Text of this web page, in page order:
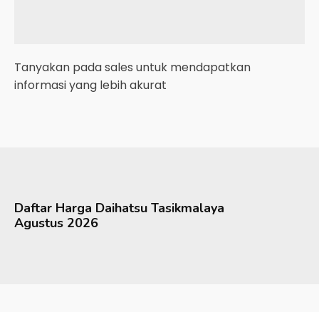
Tanyakan pada sales untuk mendapatkan
informasi yang lebih akurat
Daftar Harga Daihatsu Tasikmalaya
Agustus 2026